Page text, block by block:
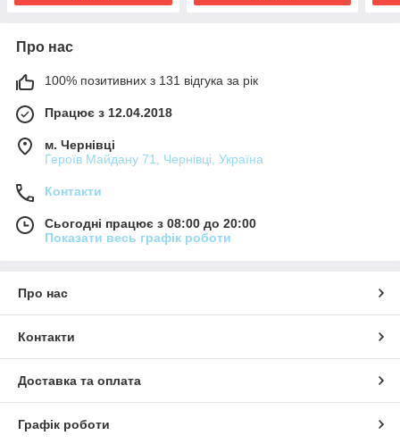
Про нас
100% позитивних з 131 відгука за рік
Працює з 12.04.2018
м. Чернівці
Героїв Майдану 71, Чернівці, Україна
Контакти
Сьогодні працює з 08:00 до 20:00
Показати весь графік роботи
Про нас
Контакти
Доставка та оплата
Графік роботи